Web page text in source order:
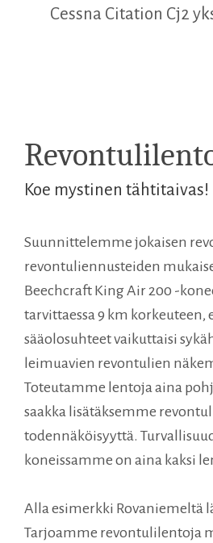
Cessna Citation Cj2
Koe mystinen tähtitaivas!
Suunnittelemme jokaisen
revontuliennusteiden
Beechcraft King Air 200 -
tarvittaessa 9 km korkeuteen,
sääolosuhteet vaikuttaisi
leimuavien revontulien
Toteutamme lentoja aina
saakka lisätäksemme
todennäköisyyttä.
koneissamme on aina kaksi
Alla esimerkki Rovaniemeltä
Tarjoamme revontulilentoja